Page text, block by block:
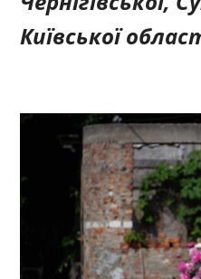
Київської